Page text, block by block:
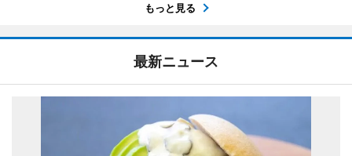
もっと見る
最新ニュース